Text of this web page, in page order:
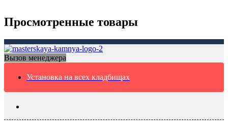
Просмотренные товары
Вызов менеджера
Установка на всех кладбищах